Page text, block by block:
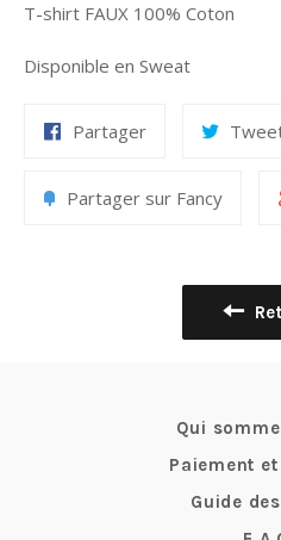
T-shirt FAUX 100% Coton
Disponible en Sweat
Partager
Partager sur Fancy
Qui
Paiement
Guide